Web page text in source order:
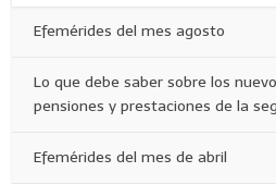
Efemérides del mes agosto
Lo que debe saber sobre los
pensiones y prestaciones de la
Efemérides del mes de abril